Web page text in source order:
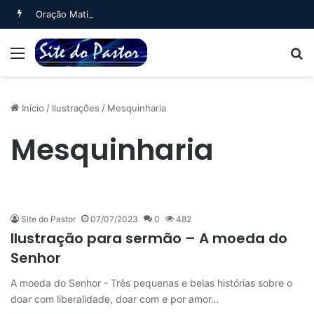
Oração Matinal (Salmo 5)
Menu
Início / Ilustrações / Mesquinharia
Mesquinharia
Site do Pastor 07/07/2023 0 482
Ilustração para sermão – A moeda do
Senhor
A moeda do Senhor - Três pequenas e belas histórias sobre o
doar com liberalidade, doar com e por amor…